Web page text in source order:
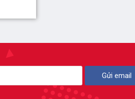
Gửi email